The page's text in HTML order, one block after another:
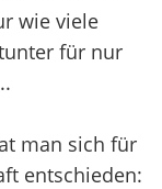
wie viele
für nur
man sich für
entschieden: